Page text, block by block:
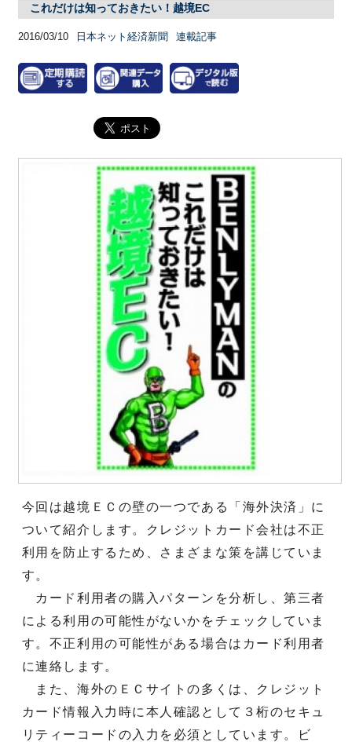
これだけは知っておきたい！越境EC
2016/03/10 日本ネット経済新聞 連載記事
今回は越境ＥＣの壁の一つである「海外決済」に
ついて紹介します。クレジットカード会社は不正
利用を防止するため、さまざまな策を講じていま
す。
カード利用者の購入パターンを分析し、第三者
による利用の可能性がないかをチェックしていま
す。不正利用の可能性がある場合はカード利用者
に連絡します。
また、海外のＥＣサイトの多くは、クレジット
カード情報入力時に本人確認として３桁のセキュ
リティーコードの入力を必須としています。ビ